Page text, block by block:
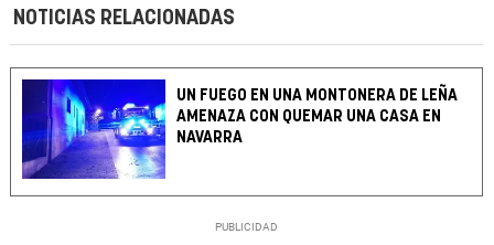
NOTICIAS RELACIONADAS
UN FUEGO EN UNA MONTONERA DE LEÑA
AMENAZA CON QUEMAR UNA CASA EN
NAVARRA